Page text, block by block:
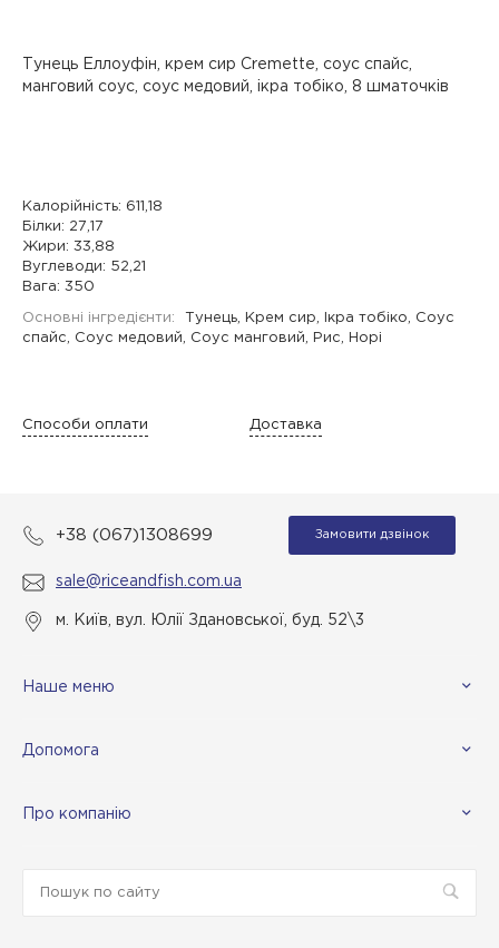
Тунець Еллоуфін, крем сир Cremette, соус спайс,
манговий соус, соус медовий, ікра тобіко, 8 шматочків
Калорійність: 611,18
Білки: 27,17
Жири: 33,88
Вуглеводи: 52,21
Вага: 350
Основні інгредієнти:
Тунець, Крем сир, Ікра тобіко, Соус
спайс, Соус медовий, Соус манговий, Рис, Норі
Способи оплати Доставка
+38 (067)1308699 Замовити дзвінок
sale@riceandfish.com.ua
м. Київ, вул. Юлії Здановської, буд. 52\3
Наше меню
Допомога
Про компанію